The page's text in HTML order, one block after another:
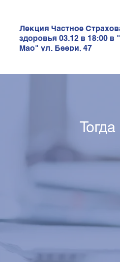
Лекция Частное
здоровья 03.12 в 18:00 в
Мао" ул. Беери, 47